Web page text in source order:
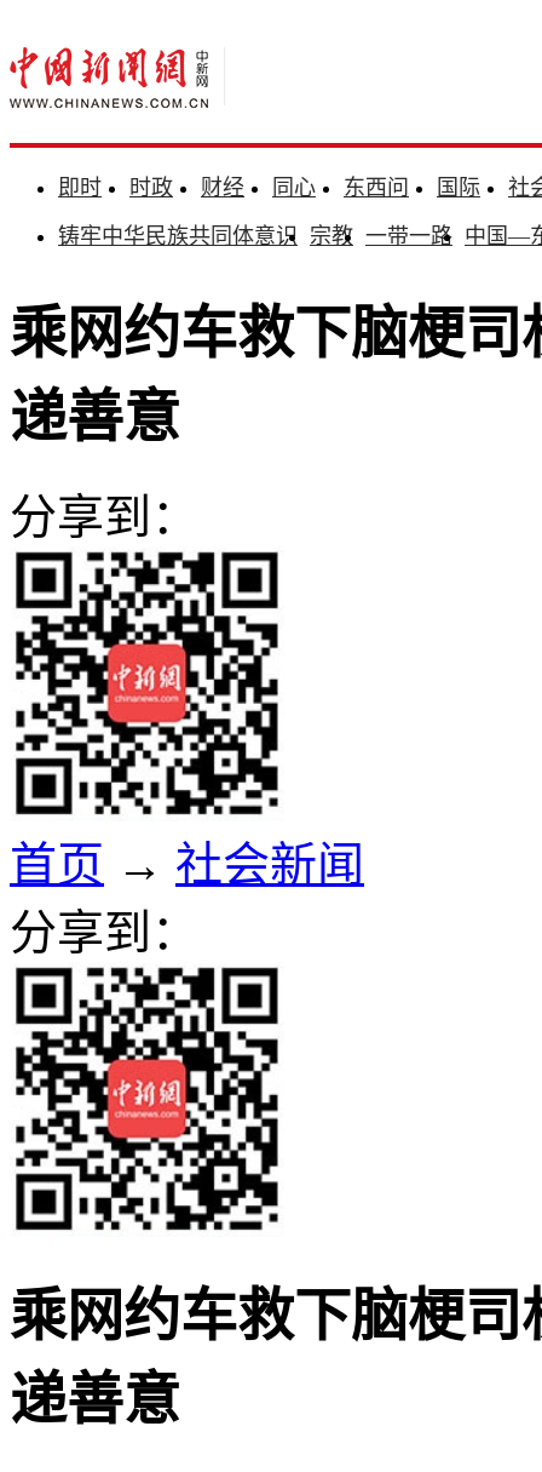
即时 时政 财经 同心 东西问 国际
社
铸牢中华民族共同体意识 宗教 一带一路 中国—
乘网约车救下脑梗
递善意
分享到：
首页 → 社会新闻
分享到：
乘网约车救下脑梗
递善意